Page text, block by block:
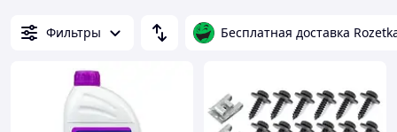
Фильтры Бесплатная доставка